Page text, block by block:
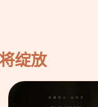
绽放